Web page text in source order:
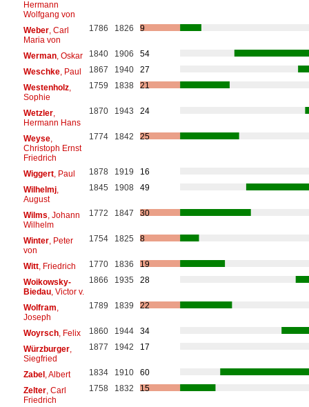
Hermann
Wolfgang von
Weber, Carl
Maria von
1786 1826 9
Werman, Oskar 1840 1906
54
Weschke, Paul 1867 1940
27
Westenholz,
Sophie
1759 1838 21
Wetzler,
Hermann Hans
1870 1943 24
Weyse,
Christoph Ernst
Friedrich
1774 1842 25
Wiggert, Paul 1878 1919
16
Wilhelmj,
August
1845 1908 49
Wilms , Johann
Wilhelm
1772 1847 30
Winter, Peter
von
1754 1825 8
Witt, Friedrich 1770 1836
19
Woikowsky-
Biedau, Victor v.
1866 1935 28
Wolfram
Joseph
1789 1839 22
Woyrsch, Felix 1860 1944
34
Würzburger,
Siegfried
1877 1942 17
Zabel, Albert 1834 1910
60
Zelter, Carl
Friedrich
1758 1832 15